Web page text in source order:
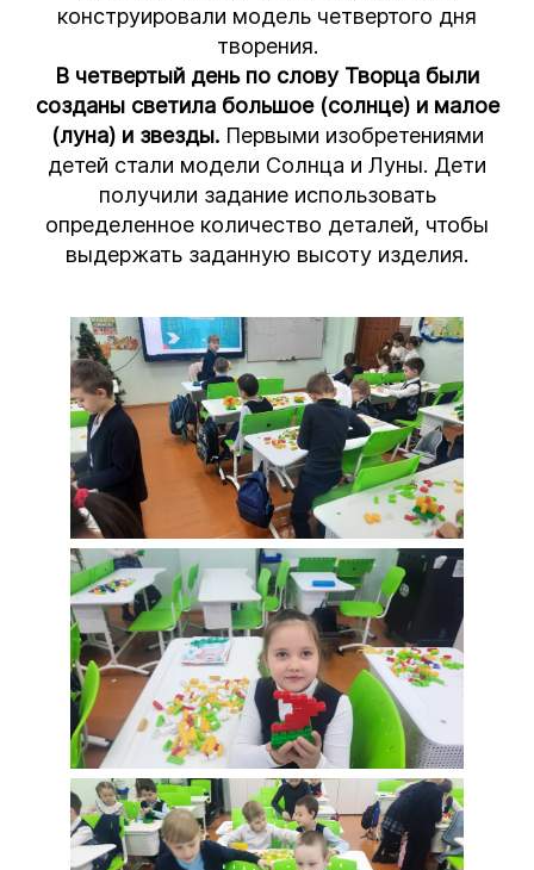
конструировали модель четвертого дня
творения.
В четвертый день по слову Творца были
созданы светила большое (солнце) и малое
(луна) и звезды.Первыми изобретениями
детей стали модели Солнца и Луны. Дети
получили задание использовать
определенное количество деталей, чтобы
выдержать заданную высоту изделия.